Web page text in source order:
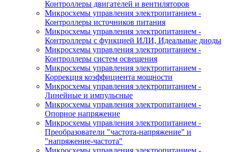
Контроллеры двигателей и вентиляторов
Микросхемы управления электропитанием -
Контроллеры источников питания
Микросхемы управления электропитанием -
Контроллеры с функцией ИЛИ, Идеальные диоды
Микросхемы управления электропитанием -
Контроллеры систем освещения
Микросхемы управления электропитанием -
Коррекция коэффициента мощности
Микросхемы управления электропитанием -
Линейные и импульсные
Микросхемы управления электропитанием -
Опорное напряжение
Микросхемы управления электропитанием -
Преобразователи "частота-напряжение" и
"напряжение-частота"
Микросхемы управления электропитанием -